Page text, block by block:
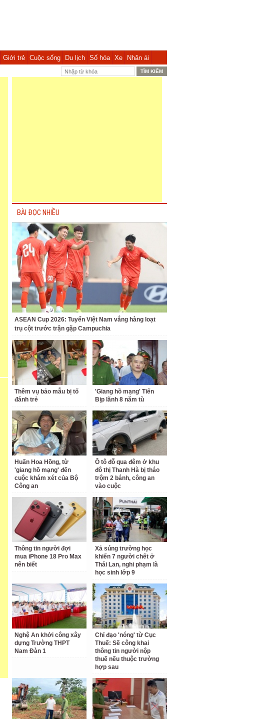
Giới trẻ Cuộc sống Du lịch Số hóa Xe Nhân ái
BÀI ĐỌC NHIỀU
ASEAN Cup 2026: Tuyển Việt Nam vắng hàng loạt
trụ cột trước trận gặp Campuchia
Thêm vụ bảo mẫu bị tố
đánh trẻ
'Giang hồ mạng' Tiến
Bịp lãnh 8 năm tù
Huấn Hoa Hồng, từ
'giang hồ mạng' đến
cuộc khám xét của Bộ
Công an
Ô tô đỗ qua đêm ở khu
đô thị Thanh Hà bị tháo
trộm 2 bánh, công an
vào cuộc
Thông tin người đợi
mua iPhone 18 Pro Max
nên biết
Xả súng trường học
khiến 7 người chết ở
Thái Lan, nghi phạm là
học sinh lớp 9
Nghệ An khởi công xây
dựng Trường THPT
Nam Đàn 1
Chỉ đạo 'nóng' từ Cục
Thuế: Sẽ công khai
thông tin người nộp
thuế nếu thuộc trường
hợp sau